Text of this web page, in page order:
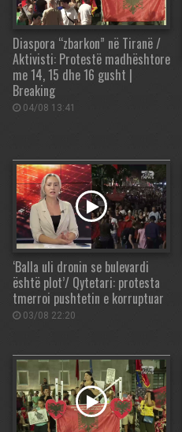
Diaspora “zbarkon” në Tiranë /
Aktivisti: Protestë madhështore
me 14, 15 dhe 16 gusht |
Breaking
04/08 13:41
‘Balla uli dronin se bulevardi
është plot’/ Qytetari: protesta
tmerroi pushtetin e korruptuar
03/08 22:20